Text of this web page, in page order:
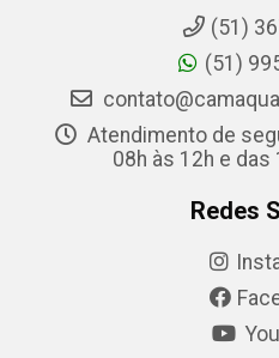
(51)
(51)
Atendimento de
08h às 12h e das
Redes